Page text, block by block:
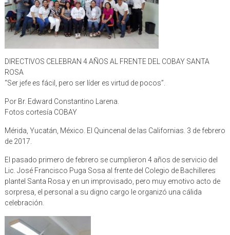
DIRECTIVOS CELEBRAN 4 AÑOS AL FRENTE DEL COBAY SANTA
ROSA
“Ser jefe es fácil, pero ser líder es virtud de pocos”.
Por Br. Edward Constantino Larena.
Fotos cortesía COBAY
Mérida, Yucatán, México. El Quincenal de las Californias. 3 de febrero
de 2017.
El pasado primero de febrero se cumplieron 4 años de servicio del
Lic. José Francisco Puga Sosa al frente del Colegio de Bachilleres
plantel Santa Rosa y en un improvisado, pero muy emotivo acto de
sorpresa, el personal a su digno cargo le organizó una cálida
celebración.